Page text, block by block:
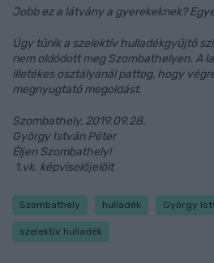
Jobb ez a látvány a gyerekeknek?
Úgy tűnik a szelektív hulladékgyűjtő
nem oldódott meg Szombathelyen. A
illetékes osztályánál pattog, hogy
megnyugtató megoldást.
Szombathely, 2019.09.28.
György István Péter
Éljen Szombathely!
1.vk. képviselőjelölt
Szombathely hulladék György
szelektív hulladék